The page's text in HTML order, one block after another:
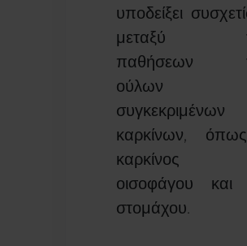
υποδείξει
μεταξύ
παθήσεων
ούλων
συγκεκριμένων
καρκίνων,
καρκίνος
οισοφάγου και
στομάχου.